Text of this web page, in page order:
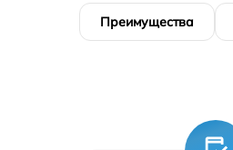
Преимущества